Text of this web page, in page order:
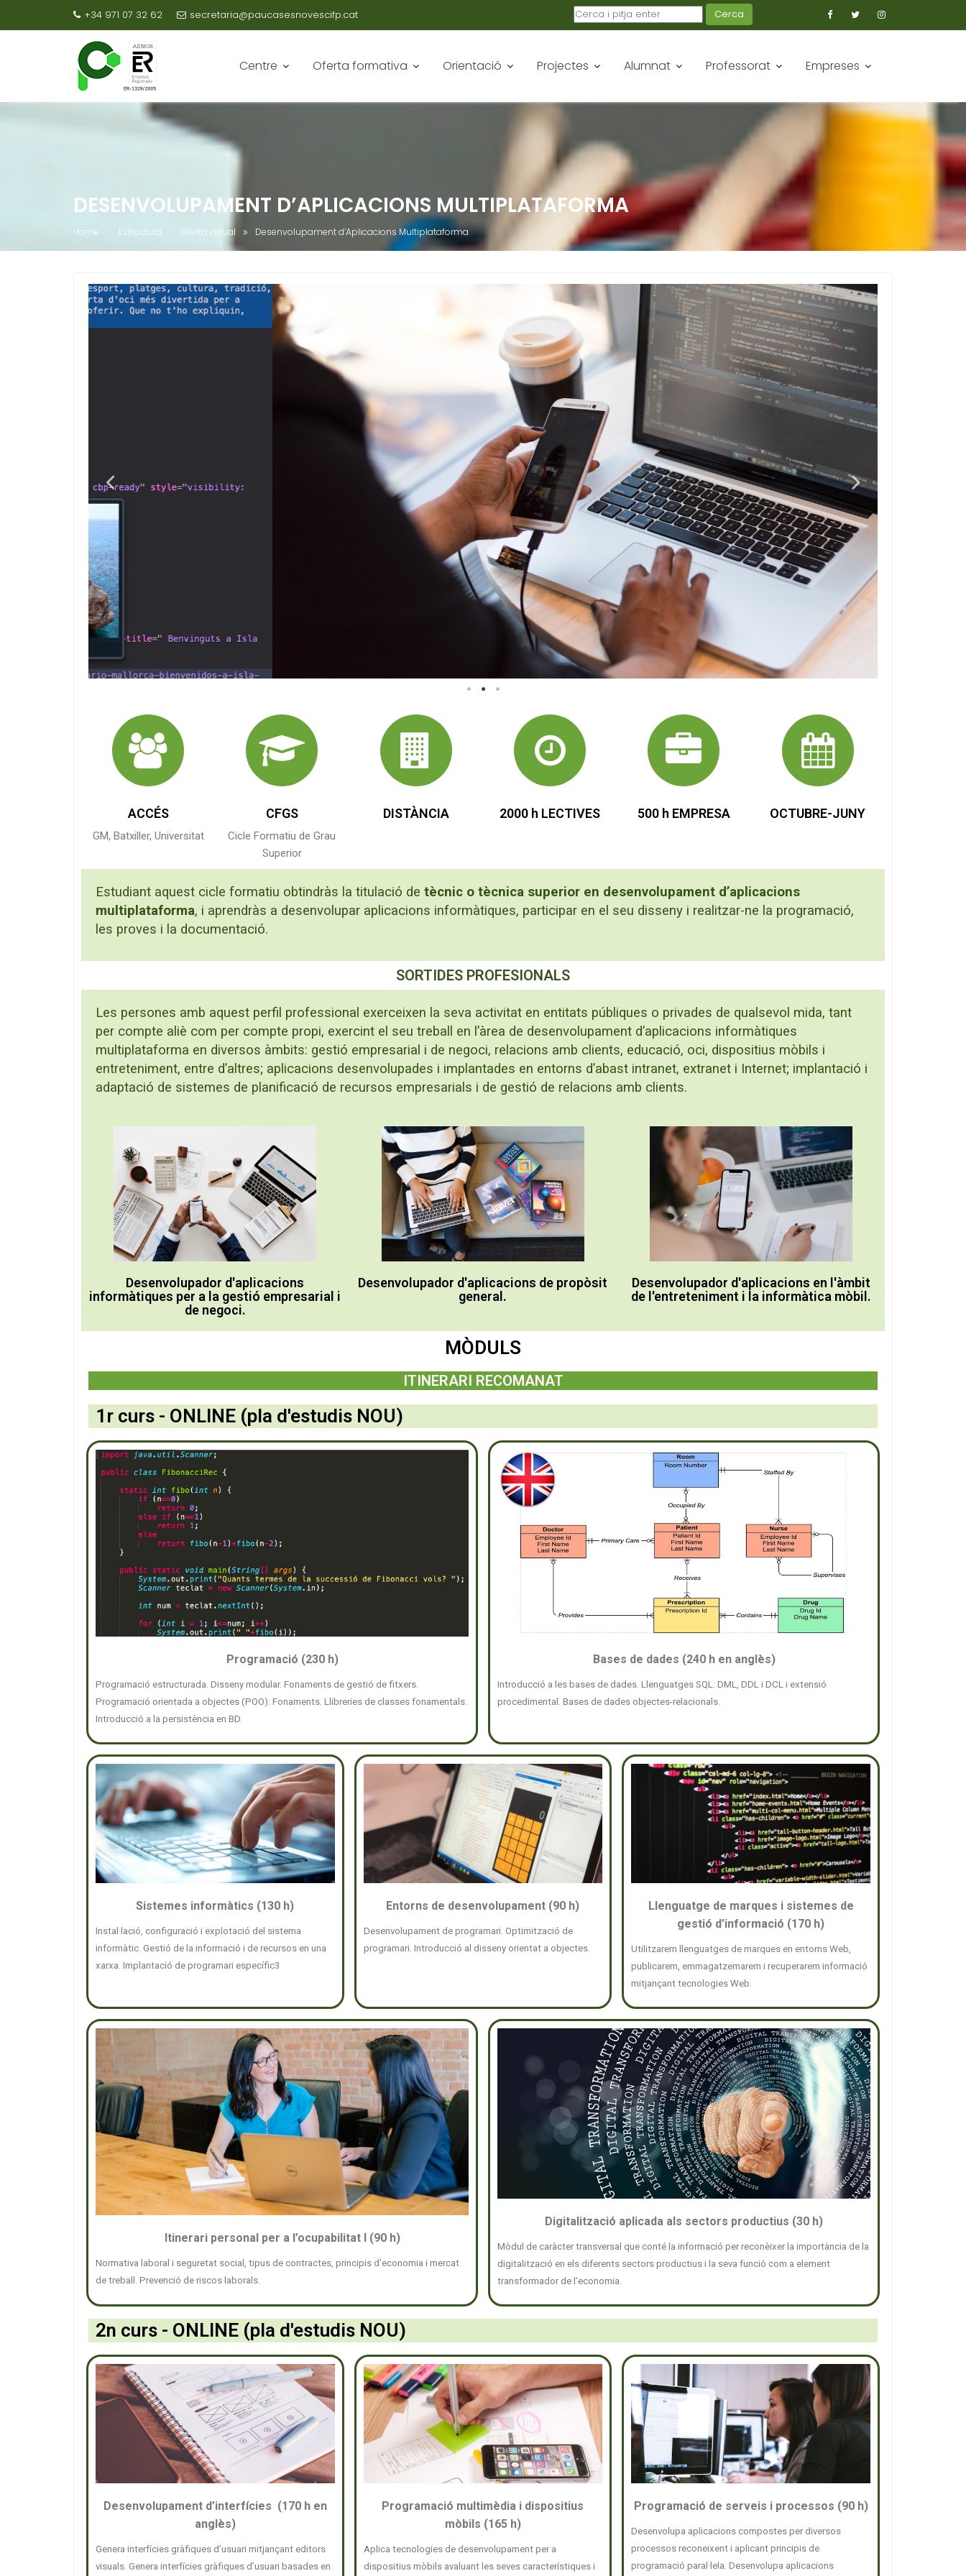
+34 971 07 32 62 secretaria@paucasesnovescifp.cat Cerca
Centre Oferta formativa Orientació Projectes Alumnat Professorat Empreses
DESENVOLUPAMENT D’APLICACIONS MULTIPLATAFORMA
Home Estructura Oferta virtual Desenvolupament d’Aplicacions Multiplataforma
ACCÉS
GM, Batxiller, Universitat
CFGS
Cicle Formatiu de Grau
Superior
DISTÀNCIA 2000 h LECTIVES 500 h EMPRESA OCTUBRE-JUNY
Estudiant aquest cicle formatiu obtindràs la titulació de tècnic o tècnica superior en desenvolupament d’aplicacions
multiplataforma, i aprendràs a desenvolupar aplicacions informàtiques, participar en el seu disseny i realitzar-ne la programació,
les proves i la documentació.
SORTIDES PROFESIONALS
Les persones amb aquest perfil professional exerceixen la seva activitat en entitats públiques o privades de qualsevol mida, tant
per compte aliè com per compte propi, exercint el seu treball en l’àrea de desenvolupament d’aplicacions informàtiques
multiplataforma en diversos àmbits: gestió empresarial i de negoci, relacions amb clients, educació, oci, dispositius mòbils i
entreteniment, entre d’altres; aplicacions desenvolupades i implantades en entorns d’abast intranet, extranet i Internet; implantació i
adaptació de sistemes de planificació de recursos empresarials i de gestió de relacions amb clients.
Desenvolupador d'aplicacions
informàtiques per a la gestió empresarial i
de negoci.
Desenvolupador d'aplicacions de propòsit
general.
Desenvolupador d'aplicacions en l'àmbit
de l'entreteniment i la informàtica mòbil.
MÒDULS
ITINERARI RECOMANAT
1r curs - ONLINE (pla d'estudis NOU)
Programació (230 h)
Programació estructurada. Disseny modular. Fonaments de gestió de fitxers.
Programació orientada a objectes (POO): Fonaments. Llibreries de classes fonamentals.
Introducció a la persistència en BD.
Bases de dades (240 h en anglès)
Introducció a les bases de dades. Llenguatges SQL: DML, DDL i DCL i extensió
procedimental. Bases de dades objectes-relacionals.
Sistemes informàtics (130 h)
Instal·lació, configuració i explotació del sistema
informàtic. Gestió de la informació i de recursos en una
xarxa. Implantació de programari específic3
Entorns de desenvolupament (90 h)
Desenvolupament de programari. Optimització de
programari. Introducció al disseny orientat a objectes.
Llenguatge de marques i sistemes de
gestió d’informació (170 h)
Utilitzarem llenguatges de marques en entorns Web,
publicarem, emmagatzemarem i recuperarem informació
mitjançant tecnologies Web.
Itinerari personal per a l’ocupabilitat I (90 h)
Normativa laboral i seguretat social, tipus de contractes, principis d’economia i mercat
de treball. Prevenció de riscos laborals.
Digitalització aplicada als sectors productius (30 h)
Mòdul de caràcter transversal que conté la informació per reconèixer la importància de la
digitalització en els diferents sectors productius i la seva funció com a element
transformador de l’economia.
2n curs - ONLINE (pla d'estudis NOU)
Desenvolupament d’interfícies (170 h en
anglès)
Genera interfícies gràfiques d’usuari mitjançant editors
visuals. Genera interfícies gràfiques d’usuari basades en
Programació multimèdia i dispositius
mòbils (165 h)
Aplica tecnologies de desenvolupament per a
dispositius mòbils avaluant les seves característiques i
Programació de serveis i processos (90 h)
Desenvolupa aplicacions compostes per diversos
processos reconeixent i aplicant principis de
programació paral·lela. Desenvolupa aplicacions